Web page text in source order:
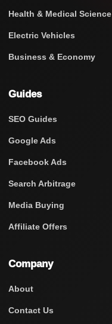
Health & Medical Science
Electric Vehicles
Business & Economy
Guides
SEO Guides
Google Ads
Facebook Ads
Search Arbitrage
Media Buying
Affiliate Offers
Company
About
Contact Us